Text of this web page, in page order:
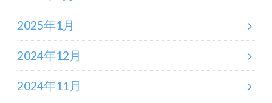
2025年1月
2024年12月
2024年11月